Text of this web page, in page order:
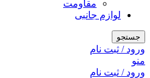
مقاومت
لوازم جانبی
جستجو
ورود / ثبت نام
منو
ورود / ثبت نام